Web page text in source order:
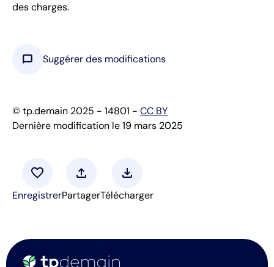
des charges.
chat_bubble Suggérer des modifications
© tp.demain 2025 - 14801 - CC BY
Dernière modification le 19 mars 2025
favorite
Enregistrer
upload
Partager
download
Télécharger